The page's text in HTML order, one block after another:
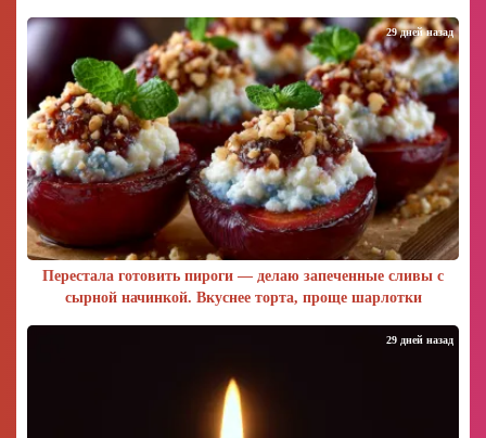
Перестала готовить пироги — делаю запеченные сливы с
сырной начинкой. Вкуснее торта, проще шарлотки
29 дней назад
29 дней назад